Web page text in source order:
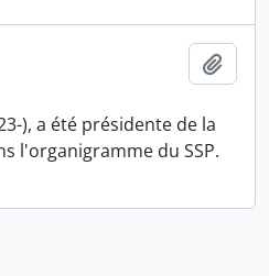
), a été présidente de la
l'organigramme du SSP.